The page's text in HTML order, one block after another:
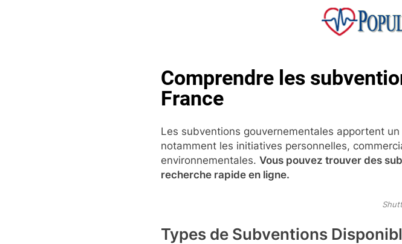
Comprendre les
France
Les subventions gouvernementales apportent
notamment les initiatives personnelles,
environnementales.Vous pouvez trouver des
recherche rapide en ligne.
Types de Subventions